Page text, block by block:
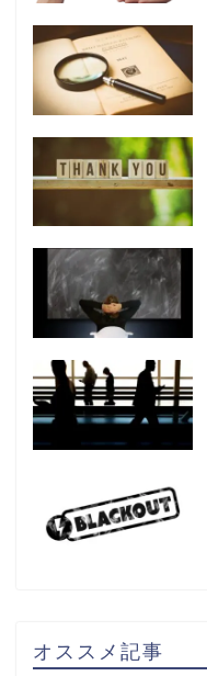
オススメ記事